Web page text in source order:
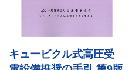
キュービクル式高圧受